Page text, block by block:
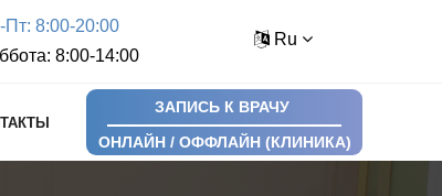
Пт: 8:00-20:00
8:00-14:00
Ru
ЗАПИСЬ К ВРАЧУ
ОНЛАЙН / ОФФЛАЙН (КЛИНИКА)